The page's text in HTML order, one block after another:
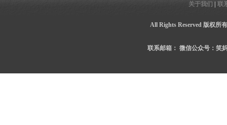
关于我们 联
All Rights Reserved 版权
联系邮箱： 微信公众号：笑